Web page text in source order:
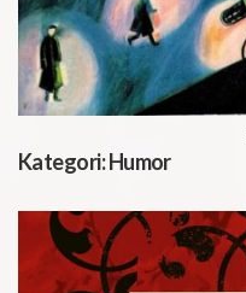
Kategori:Humor